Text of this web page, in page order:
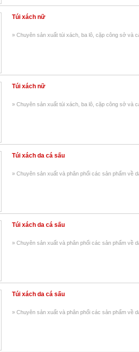
Túi xách nữ
» Chuyên sản xuất túi xách, ba lô, cặp công sở và
Túi xách nữ
» Chuyên sản xuất túi xách, ba lô, cặp công sở và
Túi xách da cá sấu
» Chuyên sản xuất và phân phối các sản phẩm về
Túi xách da cá sấu
» Chuyên sản xuất và phân phối các sản phẩm về
Túi xách da cá sấu
» Chuyên sản xuất và phân phối các sản phẩm về